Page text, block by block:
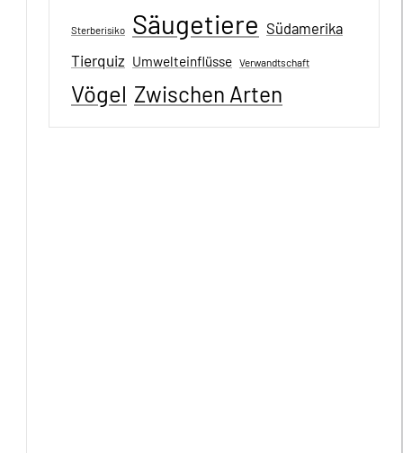
Sterberisiko Säugetiere Südamerika
Tierquiz Umwelteinflüsse Verwandtschaft
Vögel Zwischen Arten